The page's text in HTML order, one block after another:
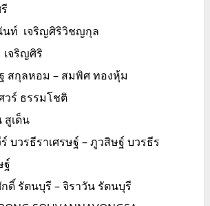
ท์ เจริญศิริวิชญกุล
เจริญศิริ
สกุลหอม – สมพิศ ทองหุ้ม
วร์ ธรรมโชติ
สูเด็น
บวรธีราเศรษฐ์ – ภูวสิษฐ์ บวรธีร
ฐ์
ดิ์ รัตนบุรี – จิราวัน รัตนบุรี